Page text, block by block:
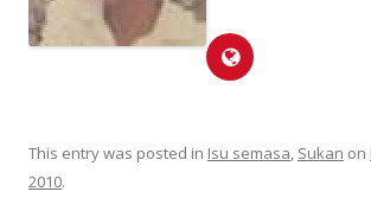
This entry was posted in Isu semasa, Sukan on
2010.